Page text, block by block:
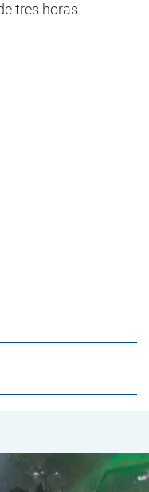
tres horas.